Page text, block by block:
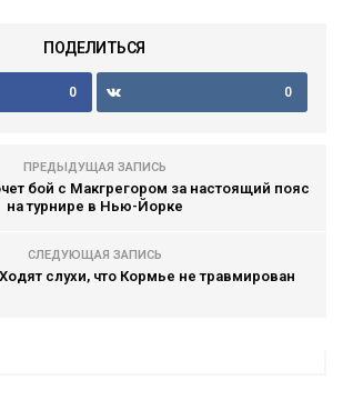
ПОДЕЛИТЬСЯ
0 0
ПРЕДЫДУЩАЯ ЗАПИСЬ
бой с Макгрегором за настоящий пояс
на турнире в Нью-Йорке
СЛЕДУЮЩАЯ ЗАПИСЬ
слухи, что Кормье не травмирован